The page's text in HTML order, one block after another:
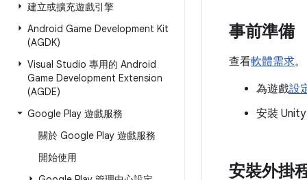
建立或擴充遊戲引擎
Android Game Development Kit
(AGDK)
Visual Studio 專用的 Android
Game Development Extension
(AGDE)
Google Play 遊戲服務
關於 Google Play 遊戲服務
開始使用
事前準備
查看軟體需求
為遊戲設
安裝
安裝外掛